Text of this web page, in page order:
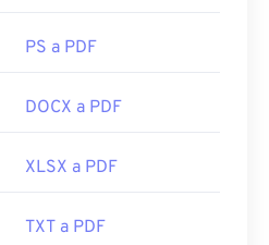
PS a PDF
DOCX a PDF
XLSX a PDF
TXT a PDF